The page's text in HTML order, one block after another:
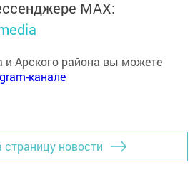
и Арского района вы можете
канале
страницу новости